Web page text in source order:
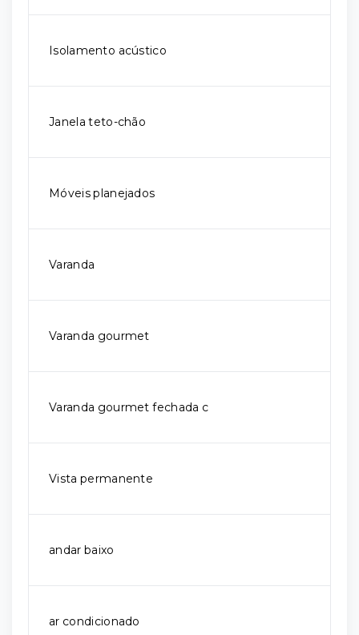
Isolamento acústico
Janela teto-chão
Móveis planejados
Varanda
Varanda gourmet
Varanda gourmet fechada c
Vista permanente
andar baixo
ar condicionado